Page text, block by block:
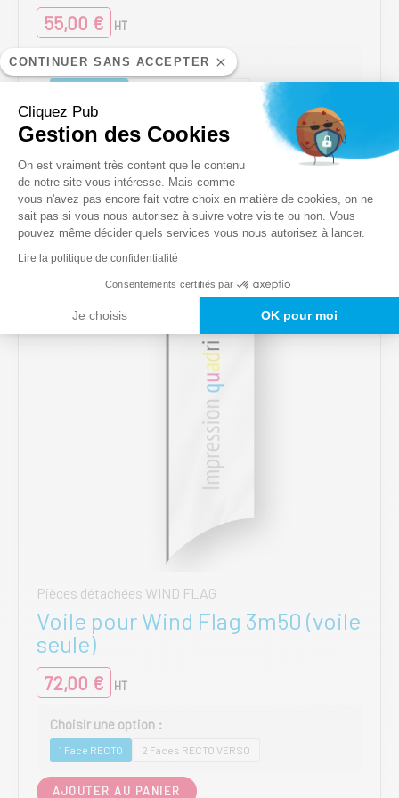
CONTINUER SANS ACCEPTER
Cliquez Pub
Gestion des Cookies
Plateforme de Gestion du
On est vraiment très content que le contenu
de notre site vous intéresse. Mais comme
vous n'avez pas encore fait votre choix en matière de cookies, on ne
sait pas si vous nous autorisez à suivre votre visite ou non. Vous
pouvez même décider quels services vous nous autorisez à lancer.
Lire la politique de confidentialité
Consentements certifiés par
Je choisis OK pour moi
Axeptio consent
55,00 € HT
AJOUTER AU PANIER
produit
a
plusieurs
variations.
Les
options
être
choisies
la
page
du
produit
Pièces détachées WIND FLAG
Voile pour Wind Flag 3m50 (voile
seule)
72,00 € HT
1 Face RECTO 2 Faces RECTO VERSO
AJOUTER AU PANIER